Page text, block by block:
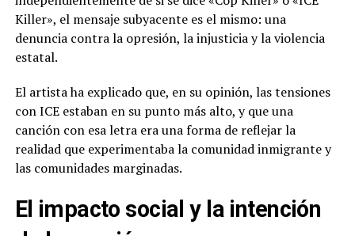
Killer», el mensaje subyacente es el mismo: una
denuncia contra la opresión, la injusticia y la violencia
estatal.
El artista ha explicado que, en su opinión, las tensiones
con ICE estaban en su punto más alto, y que una
canción con esa letra era una forma de reflejar la
realidad que experimentaba la comunidad inmigrante y
las comunidades marginadas.
El impacto social y la intención